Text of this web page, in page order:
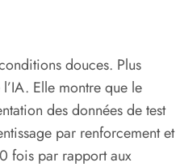
douces. Plus
Elle montre que le
des données de test
par renforcement et
fois par rapport aux